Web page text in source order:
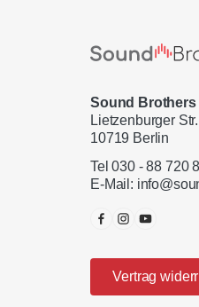
Sound Brothers
Lietzenburger
10719 Berlin
Tel 030 - 88 720
E-Mail:
Vertrag